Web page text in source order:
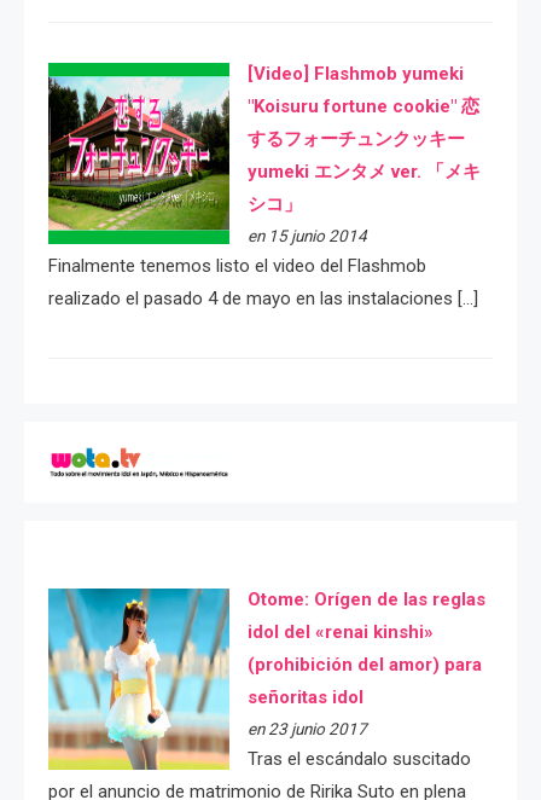
[Video] Flashmob yumeki
"Koisuru fortune cookie" 恋
するフォーチュンクッキー
yumeki エンタメ ver. 「メキ
シコ」
en 15 junio 2014
Finalmente tenemos listo el video del Flashmob
realizado el pasado 4 de mayo en las instalaciones […]
Otome: Orígen de las reglas
idol del «renai kinshi»
(prohibición del amor) para
señoritas idol
en 23 junio 2017
Tras el escándalo suscitado
por el anuncio de matrimonio de Ririka Suto en plena